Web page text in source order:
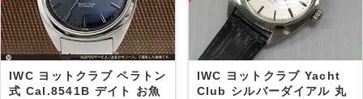
IWC ヨットクラブ ペラトン
式 Cal.8541B デイト お魚
IWC ヨットクラブ Yacht
Club シルバーダイアル 丸